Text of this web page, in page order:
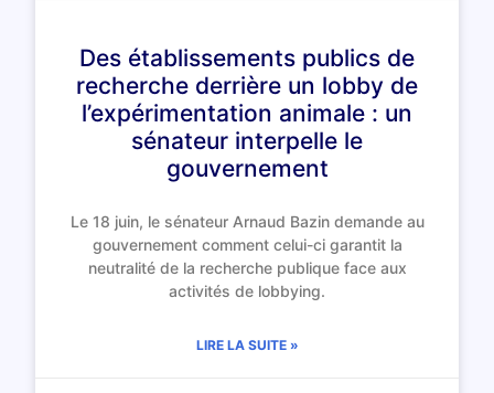
Des établissements publics de
recherche derrière un lobby de
l’expérimentation animale : un
sénateur interpelle le
gouvernement
Le 18 juin, le sénateur Arnaud Bazin demande au
gouvernement comment celui-ci garantit la
neutralité de la recherche publique face aux
activités de lobbying.
LIRE LA SUITE »